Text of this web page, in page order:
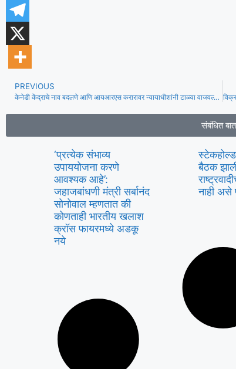
PREVIOUS
केनेडी केंद्राचे नाव बदलणे आणि आयआरएस करारावर न्यायाधीशांनी टाळ्या वाजवल्याने ट्रम्प यांना न्यायालयीन दुहेरी धक्का बसला
संबंधित
‘प्रत्येक संभाव्य
उपाययोजना करणे
आवश्यक आहे’:
जहाजबांधणी मंत्री सर्बानंद
सोनोवाल म्हणतात की
कोणताही भारतीय खलाश
क्रॉस फायरमध्ये अडकू
नये
बैठक
नाही असे